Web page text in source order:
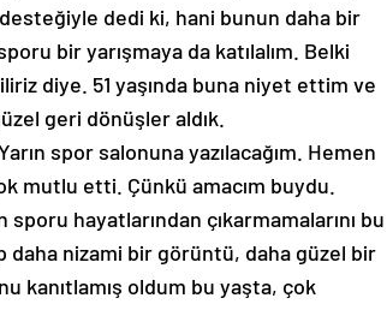
dedi ki, hani bunun daha bir
bir yarışmaya da katılalım. Belki
diye. 51 yaşında buna niyet ettim ve
geri dönüşler aldık.
spor salonuna yazılacağım. Hemen
mutlu etti. Çünkü amacım buydu.
hayatlarından çıkarmamalarını bu
daha nizami bir görüntü, daha güzel bir
kanıtlamış oldum bu yaşta, çok